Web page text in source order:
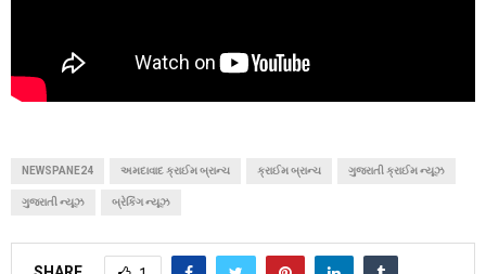
NEWSPANE24 અમદાવાદ ક્રાઈમ બ્રાન્ચ ક્રાઈમ બ્રાન્ચ ગુજરાતી ક્રાઈમ ન્યૂઝ
ગુજરાતી ન્યૂઝ બ્રેકિંગ ન્યૂઝ